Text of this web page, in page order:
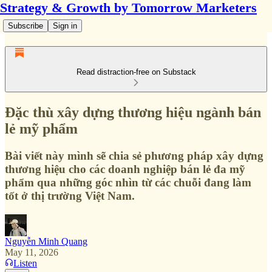
Strategy & Growth by Tomorrow Marketers
Subscribe Sign in
Read distraction-free on Substack
Đặc thù xây dựng thương hiệu ngành bán
lẻ mỹ phẩm
Bài viết này mình sẽ chia sẻ phương pháp xây dựng
thương hiệu cho các doanh nghiệp bán lẻ đa mỹ
phẩm qua những góc nhìn từ các chuỗi đang làm
tốt ở thị trường Việt Nam.
Nguyễn Minh Quang
May 11, 2026
Listen